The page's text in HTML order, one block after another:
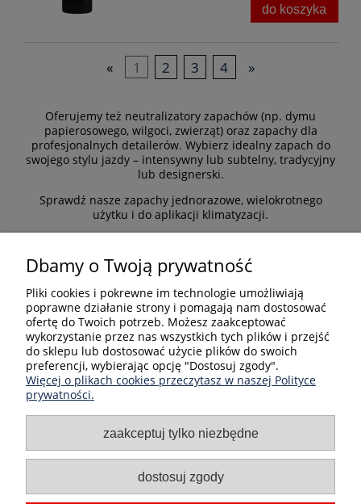
do koszyka
« 1 2 3 4 »
Oferujemy też neutralizatory zapachów (np. dymu
papierosowego, wilgoci, zwierząt) oraz zapachy dla
profesjonalnych detailerów. Wybierz idealny zapach do
swojego stylu jazdy – intensywny lub subtelny, tradycyjny
lub designerski.
Sprawdź nasze zapachy jednorazowe, wielokrotnego
użytku i do aplikacji klimatyzacji.
Bezpieczne formy płatności
Informacje
Kategorie produktów
Moje konto
O nas
Dbamy o Twoją prywatność
Pliki cookies i pokrewne im technologie umożliwiają
poprawne działanie strony i pomagają nam dostosować
ofertę do Twoich potrzeb. Możesz zaakceptować
wykorzystanie przez nas wszystkich tych plików i przejść
do sklepu lub dostosować użycie plików do swoich
preferencji, wybierając opcję "Dostosuj zgody".
Więcej o plikach cookies przeczytasz w naszej Polityce
prywatności.
zaakceptuj tylko niezbędne
dostosuj zgody